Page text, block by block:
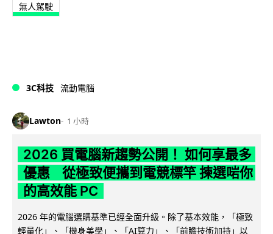
無人駕駛
3C科技 流動電腦
Lawton 1 小時
2026 買電腦新趨勢公開！ 如何享最多
優惠 從極致便攜到電競標竿 揀選啱你
的高效能 PC
2026 年的電腦選購基準已經全面升級。除了基本效能，「極致
輕量化」、「機身美學」、「AI算力」、「前瞻技術加持」以